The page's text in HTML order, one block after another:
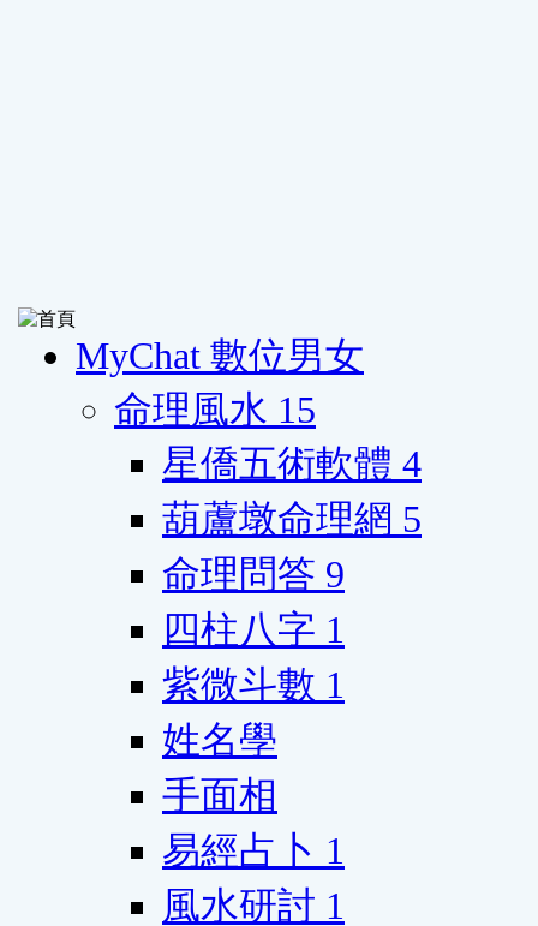
MyChat 數位男女
命理風水 15
星僑五術軟體 4
葫蘆墩命理網 5
命理問答 9
四柱八字 1
紫微斗數 1
姓名學
手面相
易經占卜 1
風水研討 1